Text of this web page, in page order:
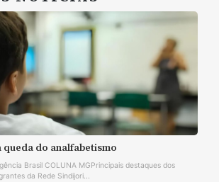
do analfabetismo
Brasil COLUNA MGPrincipais destaques dos
da Rede Sindijori...